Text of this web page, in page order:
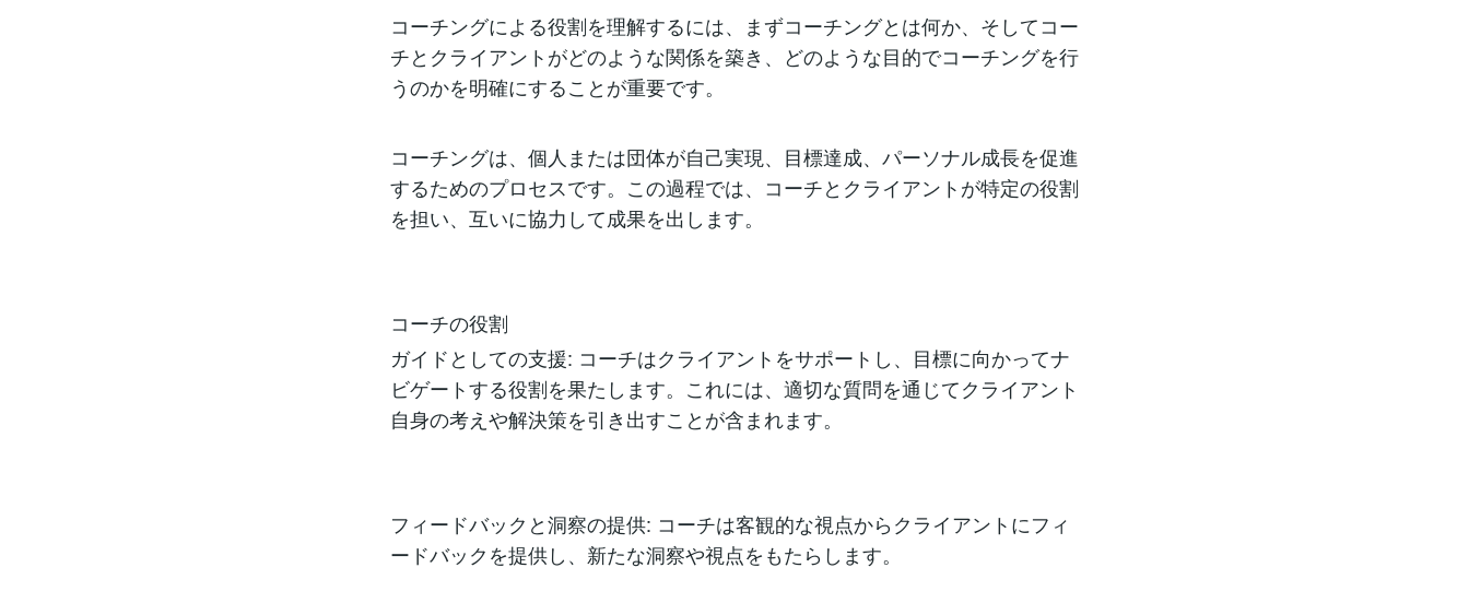
コーチングによる役割を理解するには、まずコーチングとは何か、そしてコー
チとクライアントがどのような関係を築き、どのような目的でコーチングを行
うのかを明確にすることが重要です。
コーチングは、個人または団体が自己実現、目標達成、パーソナル成長を促進
するためのプロセスです。この過程では、コーチとクライアントが特定の役割
を担い、互いに協力して成果を出します。
コーチの役割
ガイドとしての支援: コーチはクライアントをサポートし、目標に向かってナ
ビゲートする役割を果たします。これには、適切な質問を通じてクライアント
自身の考えや解決策を引き出すことが含まれます。
フィードバックと洞察の提供: コーチは客観的な視点からクライアントにフィ
ードバックを提供し、新たな洞察や視点をもたらします。